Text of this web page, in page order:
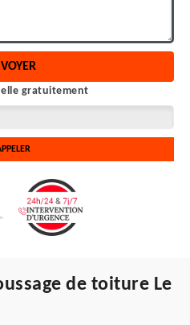
gratuitement
de toiture Le